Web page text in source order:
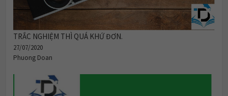
TRẮC NGHIỆM THÌ QUÁ KHỨ ĐƠN.
27/07/2020
Phuong Doan